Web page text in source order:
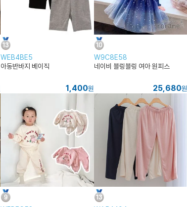
WEB4BE5
아동반바지 베이직
1,400원
W9C8E58
네이비 블링블링 여아 원피스
25,680원